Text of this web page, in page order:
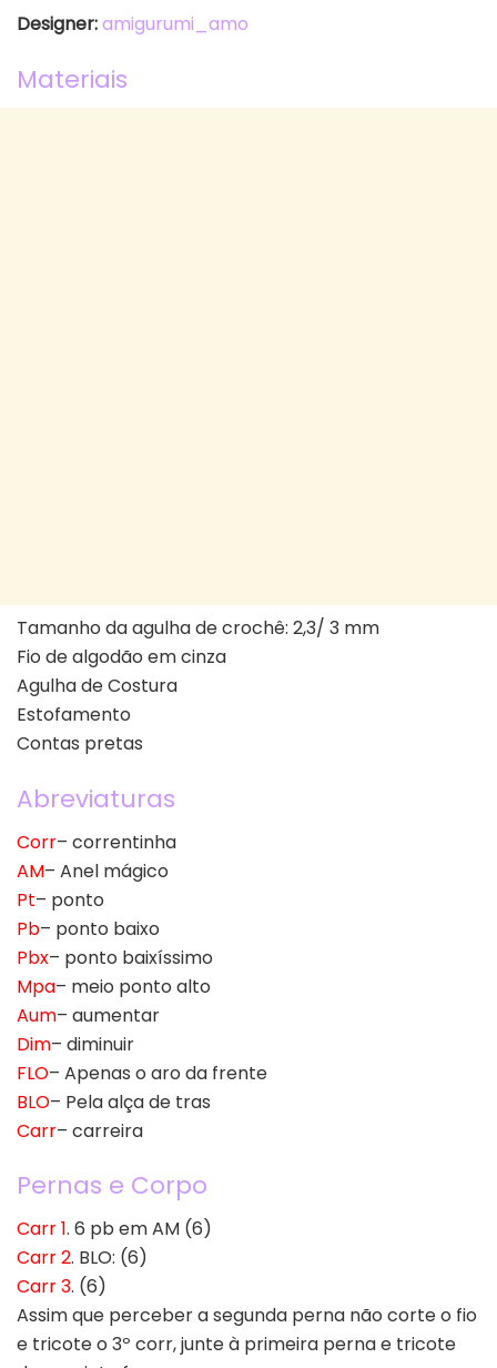
Designer:amigurumi_amo
Materiais
Tamanho da agulha de crochê: 2,3/ 3 mm
Fio de algodão em cinza
Agulha de Costura
Estofamento
Contas pretas
Abreviaturas
Corr– correntinha
AM– Anel mágico
Pt– ponto
Pb– ponto baixo
Pbx– ponto baixíssimo
Mpa– meio ponto alto
Aum– aumentar
Dim– diminuir
FLO– Apenas o aro da frente
BLO– Pela alça de tras
Carr– carreira
Pernas e Corpo
Carr 1. 6 pb em AM (6)
Carr 2. BLO: (6)
Carr 3. (6)
Assim que perceber a segunda perna não corte o fio
e tricote o 3º corr, junte à primeira perna e tricote